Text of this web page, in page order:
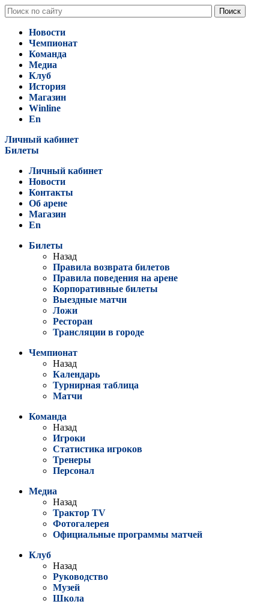
Новости
Чемпионат
Команда
Медиа
Клуб
История
Магазин
Winline
En
Личный кабинет
Билеты
Личный кабинет
Новости
Контакты
Об арене
Магазин
En
Билеты
Назад
Правила возврата билетов
Правила поведения на арене
Корпоративные билеты
Выездные матчи
Ложи
Ресторан
Трансляции в городе
Чемпионат
Назад
Календарь
Турнирная таблица
Матчи
Команда
Назад
Игроки
Статистика игроков
Тренеры
Персонал
Медиа
Назад
Трактор TV
Фотогалерея
Официальные программы матчей
Клуб
Назад
Руководство
Музей
Школа